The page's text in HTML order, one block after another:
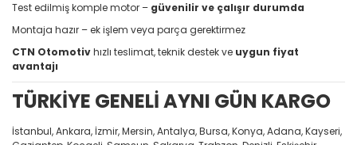
Test edilmiş komple motor – güvenilir ve çalışır durumda
Montaja hazır – ek işlem veya parça gerektirmez
CTN Otomotivhızlı teslimat, teknik destek ve uygun fiyat
avantajı
TÜRKİYE GENELİ AYNI GÜN KARGO
İstanbul, Ankara, İzmir, Mersin, Antalya, Bursa, Konya, Adana, Kayseri,